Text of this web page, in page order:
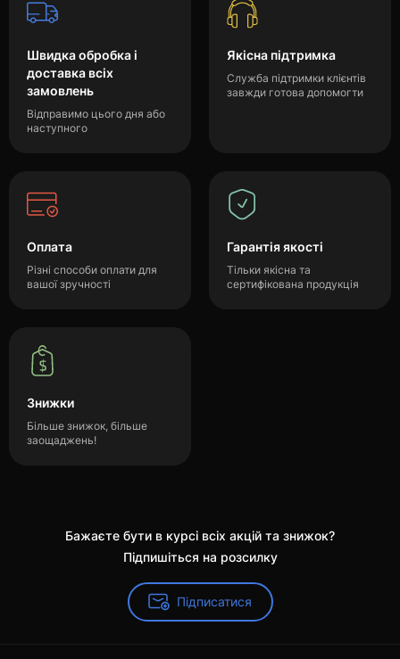
Швидка обробка і
доставка всіх
замовлень
Відправимо цього дня або
наступного
Якісна підтримка
Служба підтримки клієнтів
завжди готова допомогти
Оплата
Різні способи оплати для
вашої зручності
Гарантія якості
Тільки якісна та
сертифікована продукція
Знижки
Більше знижок, більше
заощаджень!
Бажаєте бути в курсі всіх акцій та знижок?
Підпишіться на розсилку
Підписатися